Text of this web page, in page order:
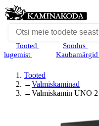
Tooted Soodus
lugemist
Kaubamärgid
Tooted
→Valmiskaminad
→Valmiskamin UNO 2